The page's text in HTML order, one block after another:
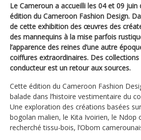
Le Cameroun a accueilli les 04 et 09 juin
édition du Cameroon Fashion Design.
de cette exhibition des œuvres des
des mannequins à la mise parfois
l’apparence des reines d’une autre
coiffures extraordinaires. Des
conducteur est un retour aux sources.
Cette édition du Cameroon Fashion
balade dans l’histoire vestimentaire du
Une exploration des créations basées
bogolan malien, le Kita Ivoirien, le Ndop
recherché tissu-bois, l’Obom